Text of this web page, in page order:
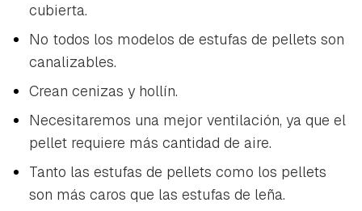
cubierta.
No todos los modelos de estufas de pellets son
canalizables.
Crean cenizas y hollín.
Necesitaremos una mejor ventilación, ya que el
pellet requiere más cantidad de aire.
Tanto las estufas de pellets como los pellets
son más caros que las estufas de leña.